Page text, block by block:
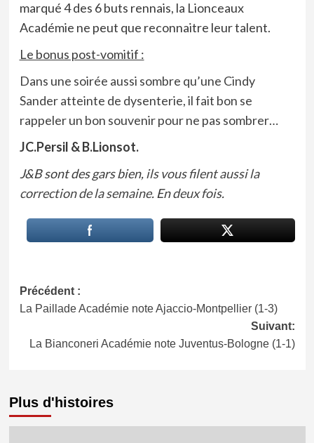
marqué 4 des 6 buts rennais, la Lionceaux
Académie ne peut que reconnaitre leur talent.
Le bonus post-vomitif :
Dans une soirée aussi sombre qu’une Cindy
Sander atteinte de dysenterie, il fait bon se
rappeler un bon souvenir pour ne pas sombrer…
JC.Persil & B.Lionsot.
J&B sont des gars bien, ils vous filent aussi la
correction de la semaine. Endeux fois.
Navigation
d’article
Précédent :
La Paillade Académie note Ajaccio-Montpellier (1-3)
Suivant:
La Bianconeri Académie note Juventus-Bologne (1-1)
Plus d'histoires